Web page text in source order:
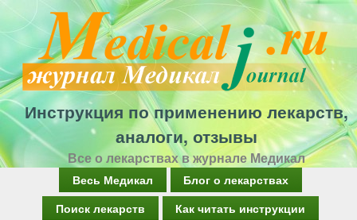
Перейти
к
основному
содержанию
Инструкция по применению лекарств,
аналоги, отзывы
Все о лекарствах в журнале Медикал
Весь Медикал
Блог о лекарствах
Поиск лекарств
Как читать инструкции